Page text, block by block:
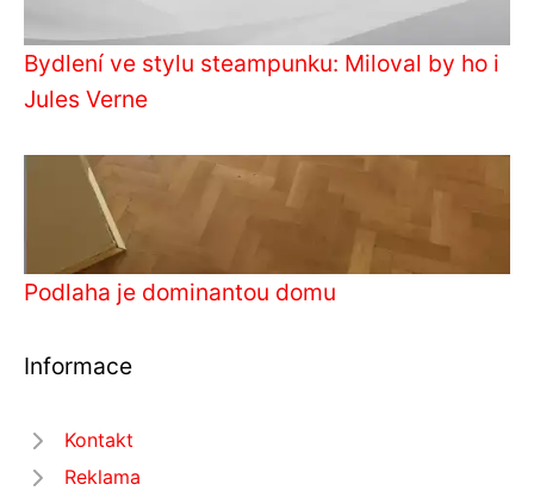
Bydlení ve stylu steampunku: Miloval by ho i
Jules Verne
Podlaha je dominantou domu
Informace
Kontakt
Reklama